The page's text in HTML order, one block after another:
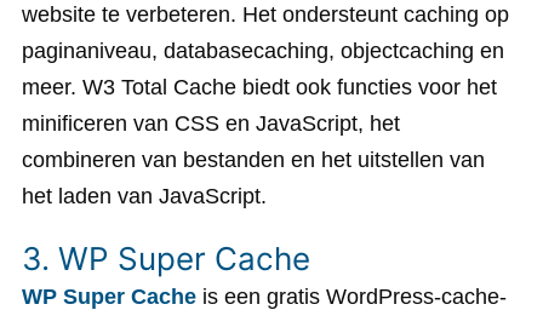
website te verbeteren. Het ondersteunt caching op
paginaniveau, databasecaching, objectcaching en
meer. W3 Total Cache biedt ook functies voor het
minificeren van CSS en JavaScript, het
combineren van bestanden en het uitstellen van
het laden van JavaScript.
3. WP Super Cache
WP Super Cacheis een gratis WordPress-cache-